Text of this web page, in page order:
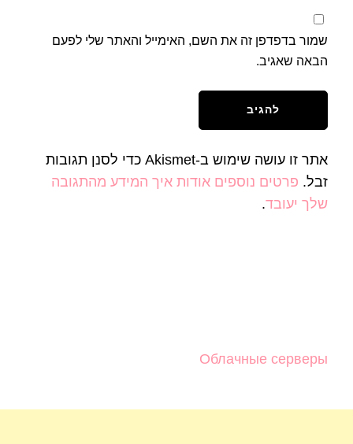
שמור בדפדפן זה את השם, האימייל והאתר שלי לפעם
הבאה שאגיב.
אתר זו עושה שימוש ב-Akismet כדי לסנן תגובות
זבל. פרטים נוספים אודות איך המידע מהתגובה
שלך יעובד.
Облачные серверы